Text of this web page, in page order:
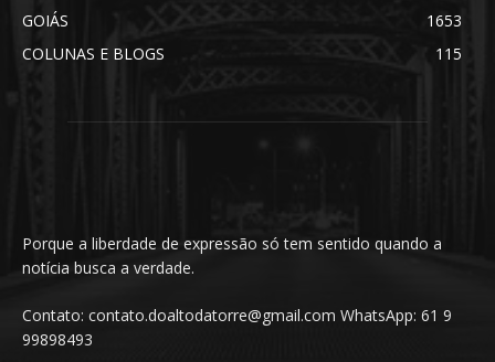
GOIÁS
1653
COLUNAS E BLOGS
115
Porque a liberdade de expressão só tem sentido quando a
notícia busca a verdade.
Contato: contato.doaltodatorre@gmail.com WhatsApp: 61 9
99898493